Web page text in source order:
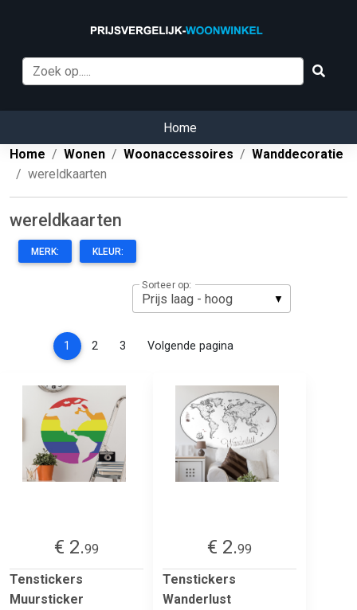
Home
Home
Wonen Woonaccessoires
Wanddecoratie
wereldkaarten
wereldkaarten
MERK: KLEUR:
Sorteer op:
1 (current)
2 3 Volgende pagina
€ 2.99
Tenstickers
Muursticker
€ 2.99
Tenstickers
Wanderlust